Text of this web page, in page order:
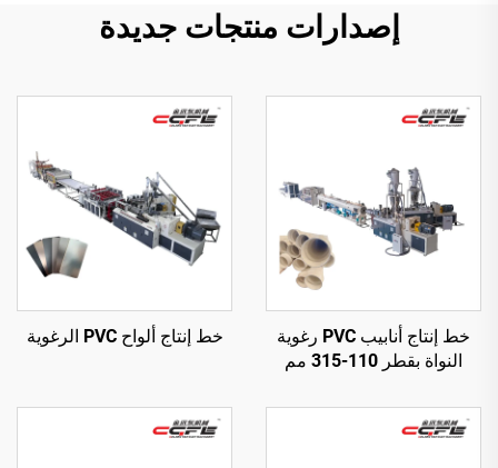
إصدارات منتجات جديدة
خط إنتاج أنابيب PVC رغوية
النواة بقطر 110-315 مم
خط إنتاج ألواح PVC الرغوية